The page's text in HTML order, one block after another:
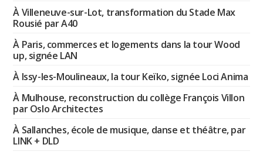
À Villeneuve-sur-Lot, transformation du Stade Max
Rousié par A40
À Paris, commerces et logements dans la tour Wood
up, signée LAN
À Issy-les-Moulineaux, la tour Keïko, signée Loci Anima
À Mulhouse, reconstruction du collège François Villon
par Oslo Architectes
À Sallanches, école de musique, danse et théâtre, par
LINK + DLD